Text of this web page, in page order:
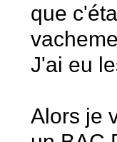
que
J'ai eu
Alors je